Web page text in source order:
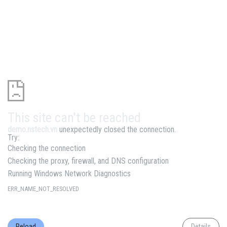
unexpectedly closed the connection.
Try:
Checking the connection
Checking the proxy, firewall, and DNS configuration
Running Windows Network Diagnostics
ERR_NAME_NOT_RESOLVED